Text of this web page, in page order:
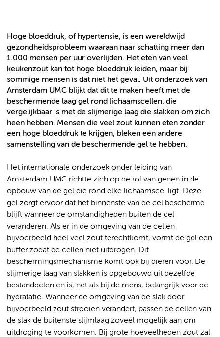
Hoge bloeddruk, of hypertensie, is een wereldwijd
gezondheidsprobleem waaraan naar schatting meer dan
1.000 mensen per uur overlijden. Het eten van veel
keukenzout kan tot hoge bloeddruk leiden, maar bij
sommige mensen is dat niet het geval. Uit onderzoek van
Amsterdam UMC blijkt dat dit te maken heeft met de
beschermende laag gel rond lichaamscellen, die
vergelijkbaar is met de slijmerige laag die slakken om zich
heen hebben. Mensen die veel zout kunnen eten zonder
een hoge bloeddruk te krijgen, bleken een andere
samenstelling van de beschermende gel te hebben.
Het internationale onderzoek onder leiding van
Amsterdam UMC richtte zich op de rol van genen in de
opbouw van de gel die rond elke lichaamscel ligt. Deze
gel zorgt ervoor dat het binnenste van de cel beschermd
blijft wanneer de omstandigheden buiten de cel
veranderen. Als er in de omgeving van de cellen
bijvoorbeeld heel veel zout terechtkomt, vormt de gel een
buffer zodat de cellen niet uitdrogen. Dit
beschermingsmechanisme komt ook bij dieren voor. De
slijmerige laag van slakken is opgebouwd uit dezelfde
bestanddelen en is, net als bij de mens, belangrijk voor de
hydratatie. Wanneer de omgeving van de slak door
bijvoorbeeld zout strooien verandert, passen de cellen van
de slak de buitenste slijmlaag zoveel mogelijk aan om
uitdroging te voorkomen. Bij grote hoeveelheden zout zal